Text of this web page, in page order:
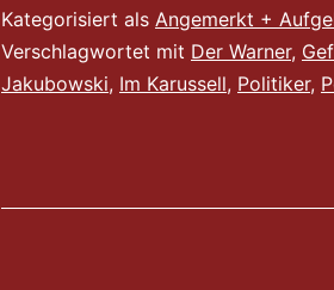
Kategorisiert als Angemerkt +
Verschlagwortet mit Der Warner,
Jakubowski, Im Karussell, Politiker,